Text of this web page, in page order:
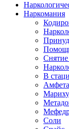
Наркомания
В
Соли